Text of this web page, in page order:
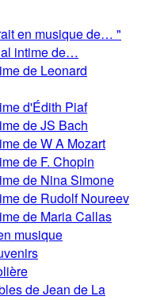
en musique de… "
intime de…
de Leonard
d'Édith Piaf
de JS Bach
de W A Mozart
de F. Chopin
de Nina Simone
de Rudolf Noureev
de Maria Callas
musique
de Jean de La